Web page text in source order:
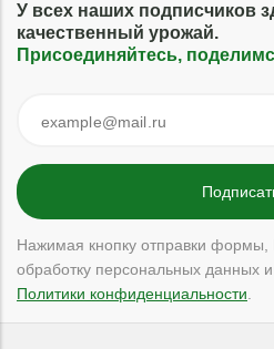
У всех наших подписчиков
качественный урожай.
Присоединяйтесь,
Нажимая кнопку отправки формы,
обработку персональных данных
Политики конфиденциальности